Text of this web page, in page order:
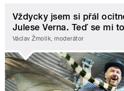
Vždycky jsem si přál
Julese Verna. Teď se mi
Václav Žmolík, moderátor